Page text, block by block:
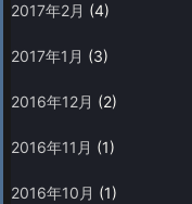
2017年2月 (4)
2017年1月 (3)
2016年12月 (2)
2016年11月 (1)
2016年10月 (1)